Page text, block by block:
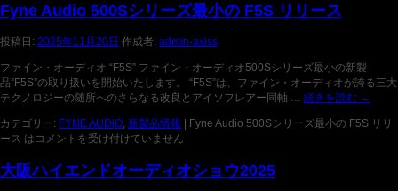
Fyne Audio 500Sシリーズ最小の F5S リリース
投稿日: 2025年11月20日 作成者: admin-axiss
ファイン・オーディオ “F5S” ファイン・オーディオ500Sシリーズ最小の新製
品”F5S”の取り扱いを開始いたします。 “F5S”は、ファイン・オーディオが誇る三⼤
テクノロジーの随所へのさらなる改良とアイソフレアー同軸 … 続きを読む →
カテゴリー: FYNE AUDIO, 新製品情報 | Fyne Audio 500Sシリーズ最小の F5S リリ
ース は コメントを受け付けていません
大阪ハイエンドオーディオショウ2025